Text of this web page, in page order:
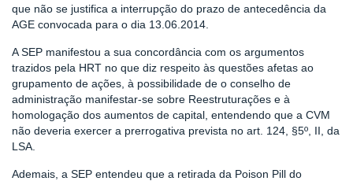
que não se justifica a interrupção do prazo de antecedência da
AGE convocada para o dia 13.06.2014.
A SEP manifestou a sua concordância com os argumentos
trazidos pela HRT no que diz respeito às questões afetas ao
grupamento de ações, à possibilidade de o conselho de
administração manifestar-se sobre Reestruturações e à
homologação dos aumentos de capital, entendendo que a CVM
não deveria exercer a prerrogativa prevista no art. 124, §5º, II, da
LSA.
Ademais, a SEP entendeu que a retirada da Poison Pill do